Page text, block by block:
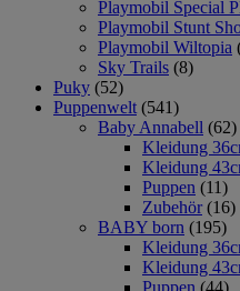
Playmobil Special
Playmobil Stunt
Playmobil Wiltopia
Sky Trails (8)
Puky (52)
Puppenwelt (541)
Baby Annabell (62)
Kleidung
Kleidung
Puppen (11)
Zubehör (16)
BABY born (195)
Kleidung
Kleidung
Puppen (44)